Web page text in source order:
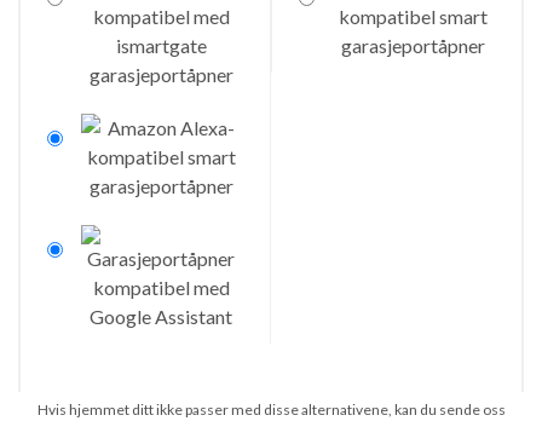
Hvis hjemmet ditt ikke passer med disse alternativene, kan du sende oss